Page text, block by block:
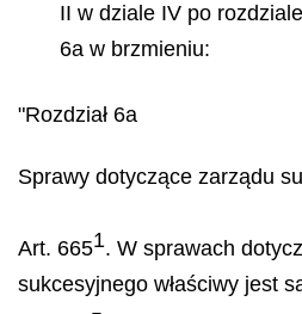
II w dziale IV po
6a w brzmieniu:
"Rozdział 6a
Sprawy dotyczące zarządu
Art. 6651. W sprawach
sukcesyjnego właściwy jest